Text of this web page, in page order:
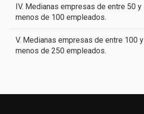
IV. Medianas empresas de entre 50 y
menos de 100 empleados.
V. Medianas empresas de entre 100 y
menos de 250 empleados.